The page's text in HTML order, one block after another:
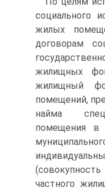
социального
жилых
договорам
жилищных
жилищный
помещений,
найма
помещения в
частного